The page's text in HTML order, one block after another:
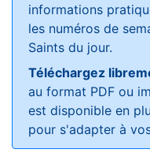
informations
les numéros de
Saints du jour.
Téléchargez
au format PDF ou
est disponible en
pour s'adapter à